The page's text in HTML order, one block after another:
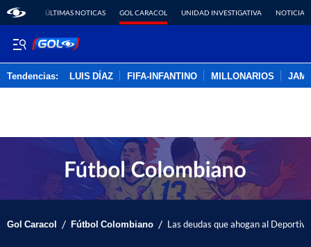
ÚLTIMAS NOTICAS GOL CARACOL UNIDAD INVESTIGATIVA NOTICIAS
Tendencias: LUIS DÍAZ FIFA-INFANTINO MILLONARIOS
Gol Caracol / Fútbol Colombiano / Las deudas que ahogan al